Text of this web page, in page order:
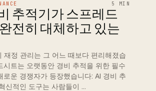
5 MIN
추적기가 스프레드
전히 대체하고 있는
재정 관리는 그 어느 때보다 편리해졌습
시트는 오랫동안 경비 추적을 위한 필수
로운 경쟁자가 등장했습니다: AI 경비 추
신적인 도구는 사람들이 …